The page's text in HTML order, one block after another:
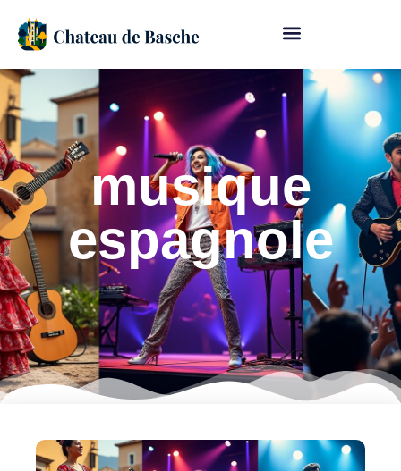
musique
espagnole